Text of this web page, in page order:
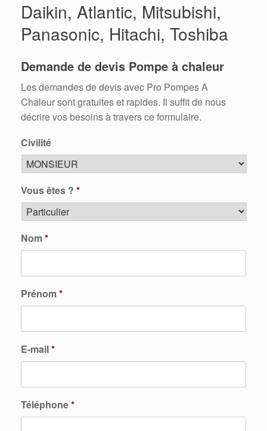
Daikin, Atlantic, Mitsubishi,
Panasonic, Hitachi, Toshiba
Demande de devis Pompe à chaleur
Les demandes de devis avec Pro Pompes A
Chaleur sont gratuites et rapides. Il suffit de nous
décrire vos besoins à travers ce formulaire.
Civilité
Vous êtes ? *
Nom*
Prénom*
E-mail*
Téléphone*